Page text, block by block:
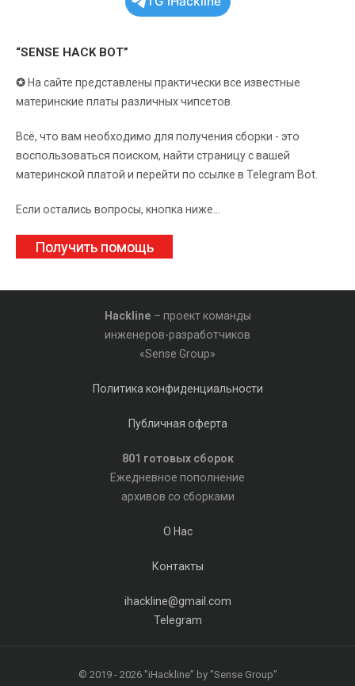
“SENSE HACK BOT”
✪ На сайте представлены практически все известные
материнские платы различных чипсетов.
Всё, что вам необходимо для получения сборки - это
воспользоваться поиском, найти страницу с вашей
материнской платой и перейти по ссылке в Telegram Bot.
Если остались вопросы, кнопка ниже...
Получить помощь
Hackline – проект команды
инженеров-разработчиков
«Sense Group»
Политика конфиденциальности
Публичная оферта
801 готовых сборок
Ежедневное пополнение
архивов со сборками
О Нас
Контакты
ihackline@gmail.com
Telegram
© 2019 - 2026 "iHackline" by "Sense Group"